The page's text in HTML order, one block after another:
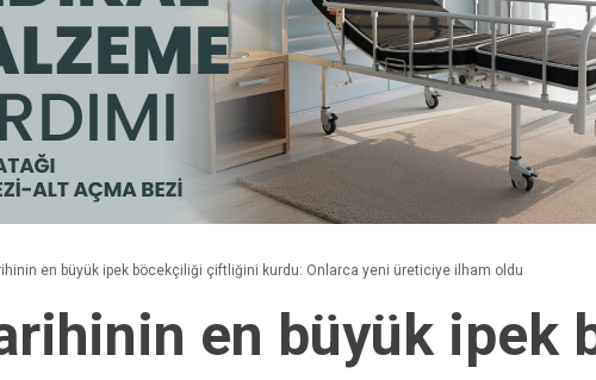
en büyük ipek böcekçiliği çiftliğini kurdu: Onlarca yeni üreticiye ilham oldu
en büyük